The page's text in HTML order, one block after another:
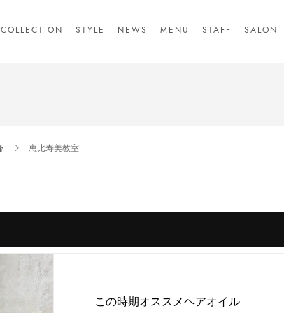
COLLECTION STYLE NEWS MENU STAFF SALON
恵比寿美教室
この時期オススメヘアオイル